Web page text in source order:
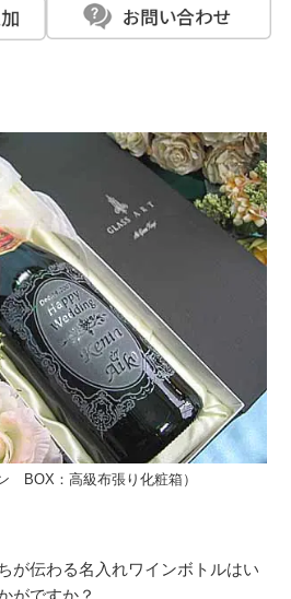
BOX：高級布張り化粧箱）
が伝わる名入れワインボトルはい